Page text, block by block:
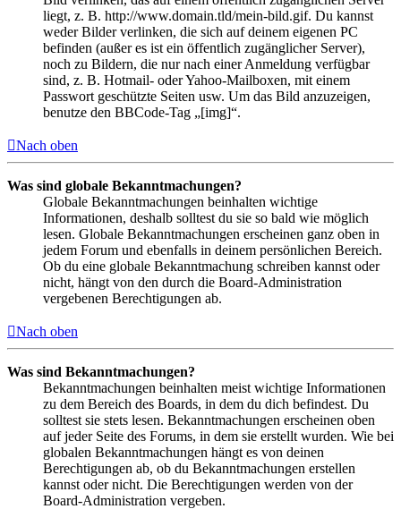
liegt, z. B. http://www.domain.tld/mein-bild.gif. Du kannst
weder Bilder verlinken, die sich auf deinem eigenen PC
befinden (außer es ist ein öffentlich zugänglicher Server),
noch zu Bildern, die nur nach einer Anmeldung verfügbar
sind, z. B. Hotmail- oder Yahoo-Mailboxen, mit einem
Passwort geschützte Seiten usw. Um das Bild anzuzeigen,
benutze den BBCode-Tag „[img]“.
Nach oben
Was sind globale Bekanntmachungen?
Globale Bekanntmachungen beinhalten wichtige
Informationen, deshalb solltest du sie so bald wie möglich
lesen. Globale Bekanntmachungen erscheinen ganz oben in
jedem Forum und ebenfalls in deinem persönlichen Bereich.
Ob du eine globale Bekanntmachung schreiben kannst oder
nicht, hängt von den durch die Board-Administration
vergebenen Berechtigungen ab.
Nach oben
Was sind Bekanntmachungen?
Bekanntmachungen beinhalten meist wichtige Informationen
zu dem Bereich des Boards, in dem du dich befindest. Du
solltest sie stets lesen. Bekanntmachungen erscheinen oben
auf jeder Seite des Forums, in dem sie erstellt wurden. Wie bei
globalen Bekanntmachungen hängt es von deinen
Berechtigungen ab, ob du Bekanntmachungen erstellen
kannst oder nicht. Die Berechtigungen werden von der
Board-Administration vergeben.